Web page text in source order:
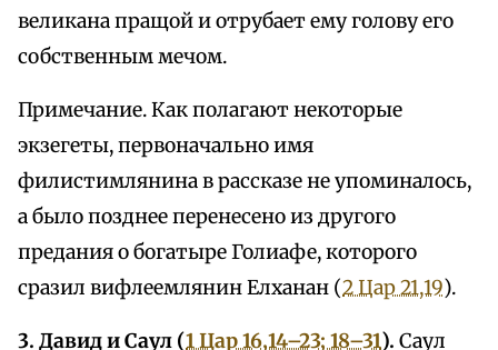
великана пращой и отрубает ему голову его
собственным мечом.
Примечание. Как полагают некоторые
экзегеты, первоначально имя
филистимлянина в рассказе не упоминалось,
а было позднее перенесено из другого
предания о богатыре Голиафе, которого
сразил вифлеемлянин Елханан (2 Цар 21,19).
3. Давид и Саул (1 Цар 16,14–23; 18–31). Саул